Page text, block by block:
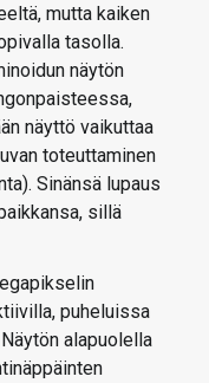
mutta kaiken
tasolla.
näytön
näyttö vaikuttaa
toteuttaminen
Sinänsä lupaus
sillä
puheluissa
alapuolella